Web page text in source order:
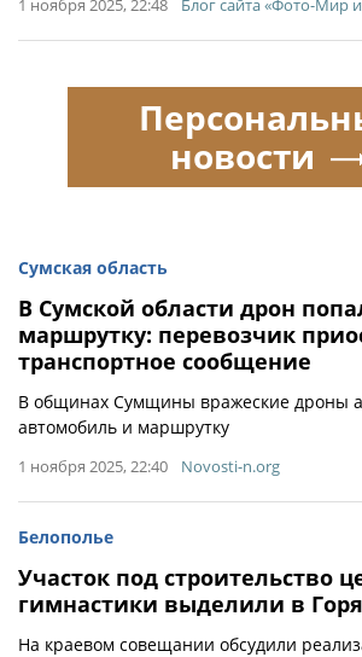
1 ноября 2025, 22:48 Блог сайта «Фото-Мир
Сумская область
В Сумской области дрон
маршрутку: перевозчик
транспортное сообщение
В общинах Сумщины вражеские дроны
автомобиль и маршрутку
1 ноября 2025, 22:40 Novosti-n.org
Белополье
Участок под строительство
гимнастики выделили в
На краевом совещании обсудили
новости